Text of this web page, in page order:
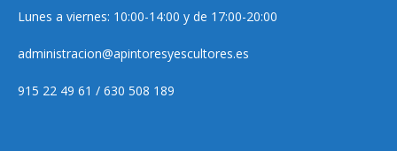
Lunes a viernes: 10:00-14:00 y de 17:00-20:00
administracion@apintoresyescultores.es
915 22 49 61 / 630 508 189